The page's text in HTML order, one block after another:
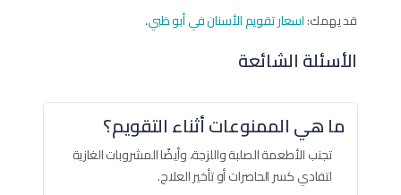
قد يهمك:اسعار تقويم الأسنان في أبو ظبي.
الأسئلة الشائعة
ما هي الممنوعات أثناء التقويم؟
تجنب الأطعمة الصلبة واللزجة، وأيضًا المشروبات الغازية
لتفادي كسر الحاصرات أو تأخير العلاج.